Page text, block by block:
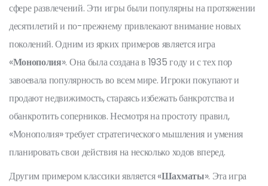
сфере развлечений. Эти игры были популярны на протяжении
десятилетий и по-прежнему привлекают внимание новых
поколений. Одним из ярких примеров является игра
«Монополия». Она была создана в 1935 году и с тех пор
завоевала популярность во всем мире. Игроки покупают и
продают недвижимость, стараясь избежать банкротства и
обанкротить соперников. Несмотря на простоту правил,
«Монополия» требует стратегического мышления и умения
планировать свои действия на несколько ходов вперед.
Другим примером классики является «Шахматы». Эта игра